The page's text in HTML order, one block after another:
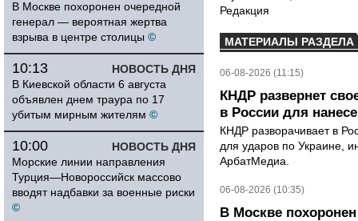
В Москве похоронен очередной
генерал — вероятная жертва
взрыва в центре столицы ©
НОВОСТЬ ДНЯ
10:13
В Киевской области 6 августа
объявлен днем траура по 17
убитым мирным жителям ©
НОВОСТЬ ДНЯ
10:00
Морские линии направления
Турция—Новороссийск массово
вводят надбавки за военные риски
©
Редакция
МАТЕРИАЛЫ РАЗДЕЛА
06-08-2026 (11:15)
КНДР развернет
в России для
КНДР разворачивает в
для ударов по Украине,
АрбатМедиа.
06-08-2026 (10:35)
В Москве